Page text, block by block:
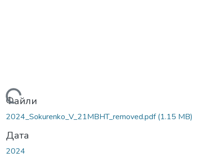
Файли
2024_Sokurenko_V_21MBHT_removed.pdf(1.15 MB)
Дата
2024